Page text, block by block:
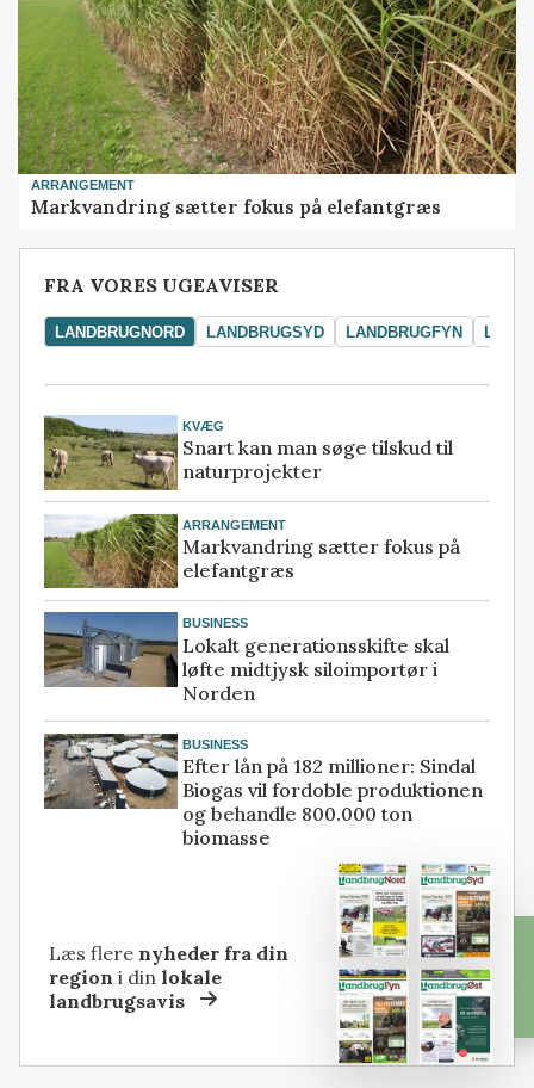
ARRANGEMENT
Markvandring sætter fokus på elefantgræs
FRA VORES UGEAVISER
LANDBRUGNORD LANDBRUGSYD LANDBRUGFYN
KVÆG
Snart kan man søge tilskud til
naturprojekter
ARRANGEMENT
Markvandring sætter fokus på
elefantgræs
BUSINESS
Lokalt generationsskifte skal
løfte midtjysk siloimportør i
Norden
BUSINESS
Efter lån på 182 millioner: Sindal
Biogas vil fordoble produktionen
og behandle 800.000 ton
biomasse
Læs flere nyheder fra din
region i dinlokale
landbrugsavis